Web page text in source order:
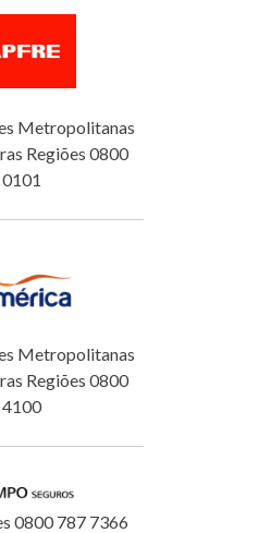
Metropolitanas
Regiões 0800
Metropolitanas
Regiões 0800
0800 787 7366